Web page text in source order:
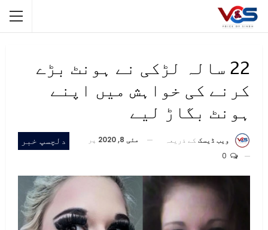
22 سالہ لڑکی نے ہونٹ بڑے
کرنے کی خواہش میں اپنے
ہونٹ بگاڑ لیے
دلچسپ خبر ویب ڈیسک کے ذریعہ مئی 8, 2020
پر